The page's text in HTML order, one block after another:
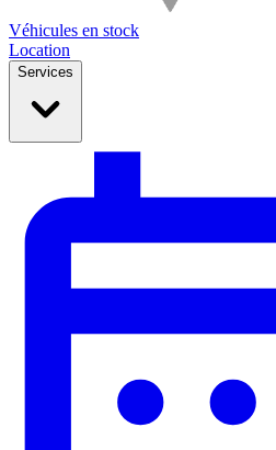
Véhicules en stock
Location
Services